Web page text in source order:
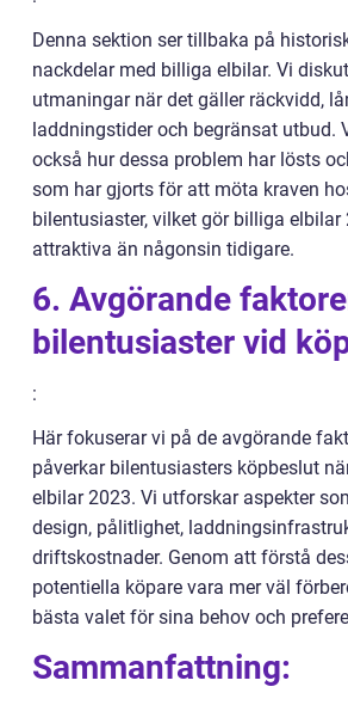
Denna sektion ser tillbaka på
nackdelar med billiga elbilar. Vi
utmaningar när det gäller räckvidd,
laddningstider och begränsat utbud.
också hur dessa problem har lösts
som har gjorts för att möta kraven
bilentusiaster, vilket gör billiga elbilar
attraktiva än någonsin tidigare.
6. Avgörande
bilentusiaster vid
:
Här fokuserar vi på de avgörande
påverkar bilentusiasters köpbeslut
elbilar 2023. Vi utforskar aspekter
design, pålitlighet,
driftskostnader. Genom att förstå
potentiella köpare vara mer väl
bästa valet för sina behov och
Sammanfattning: